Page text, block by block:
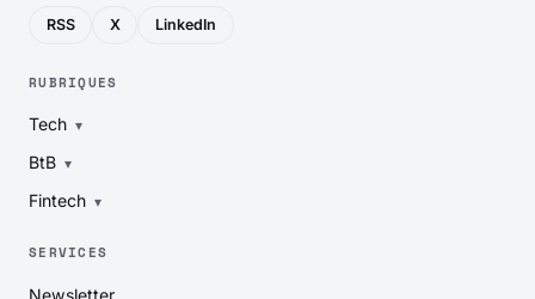
RSS X LinkedIn
RUBRIQUES
Tech
BtB
Fintech
SERVICES
Newsletter